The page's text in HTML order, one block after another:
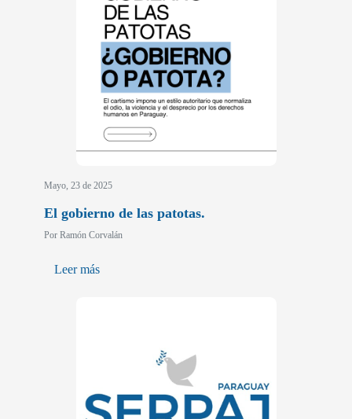
Mayo, 23 de 2025
El gobierno de las patotas.
Por Ramón Corvalán
Leer más